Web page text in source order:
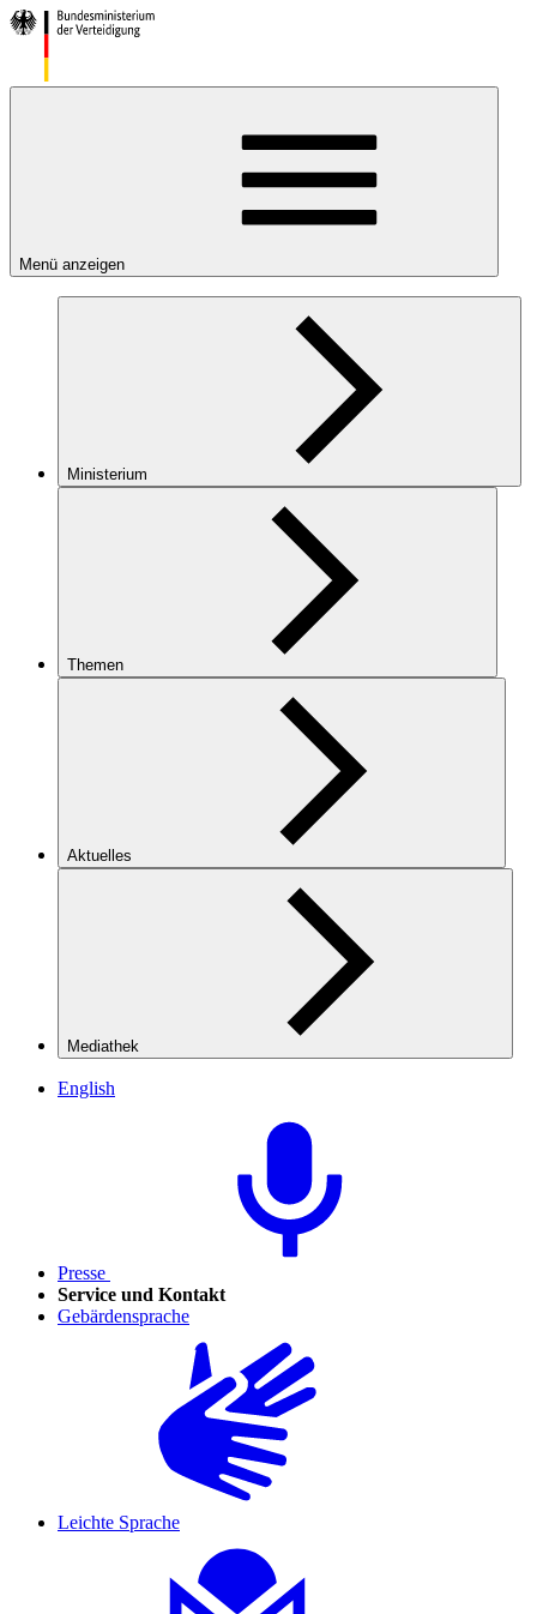
Menü anzeigen
Ministerium
Themen
Aktuelles
Mediathek
English
Presse
Service und Kontakt
Gebärdensprache
Leichte Sprache